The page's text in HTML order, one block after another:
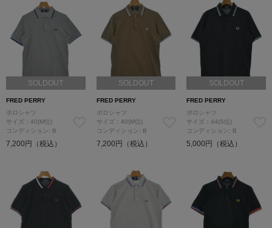
SOLDOUT
FRED PERRY
ポロシャツ
サイズ：40(M位)
コンディション: B
7,200円（税込）
SOLDOUT
FRED PERRY
ポロシャツ
サイズ：40(M位)
コンディション: B
7,200円（税込）
SOLDOUT
FRED PERRY
ポロシャツ
サイズ：44(S位)
コンディション: B
5,000円（税込）